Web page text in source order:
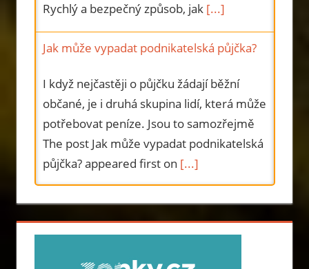
Rychlý a bezpečný způsob, jak [...]
Jak může vypadat podnikatelská půjčka?
I když nejčastěji o půjčku žádají běžní
občané, je i druhá skupina lidí, která může
potřebovat peníze. Jsou to samozřejmě
The post Jak může vypadat podnikatelská
půjčka? appeared first on [...]